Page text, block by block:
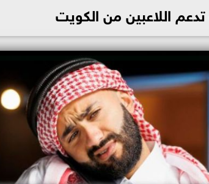
اللاعبين من الكويت